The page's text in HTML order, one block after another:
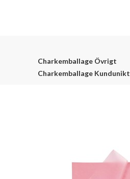
Charkemballage Övrigt
Charkemballage Kundunikt